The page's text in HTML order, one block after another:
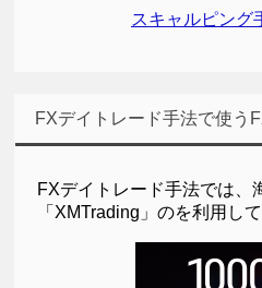
スキャルピング
FXデイトレード手法で使う
FXデイトレード手法では、
「XMTrading」のを利用して